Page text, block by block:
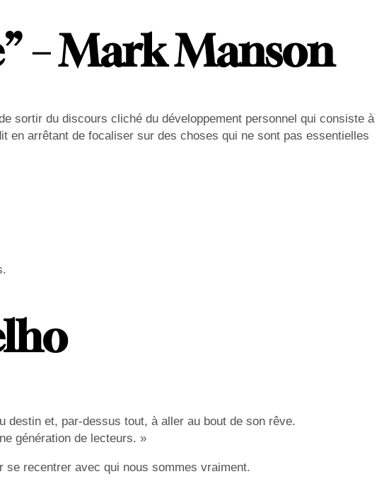
– Mark Manson
sortir du discours cliché du développement personnel qui consiste à
en arrêtant de focaliser sur des choses qui ne sont pas essentielles
destin et, par-dessus tout, à aller au bout de son rêve.
génération de lecteurs. »
se recentrer avec qui nous sommes vraiment.